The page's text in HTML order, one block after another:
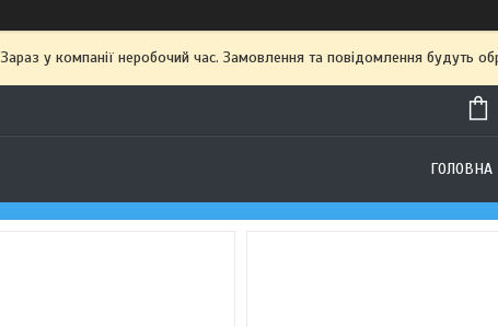
Зараз у компанії неробочий час. Замовлення та повідомлення будуть
ГОЛОВНА